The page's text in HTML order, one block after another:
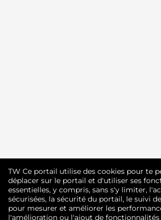
TW Ce portail utilise des cookies pour te
déplacer sur le portail et d'utiliser ses
essentielles, y compris, sans s'y limiter,
sécurisées, la sécurité du portail, le suivi
pour mesurer et améliorer les
l'amélioration ou l'ajout de fonctionnalités
cherchais?
Rejoins notre communauté